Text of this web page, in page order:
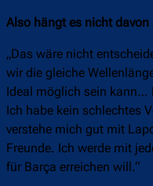
Also hängt es nicht
„Das wäre nicht
wir die gleiche
Ideal möglich sein kann…
Ich habe kein schlechtes
verstehe mich gut mit
Freunde. Ich werde mit
für Barça erreichen will.“